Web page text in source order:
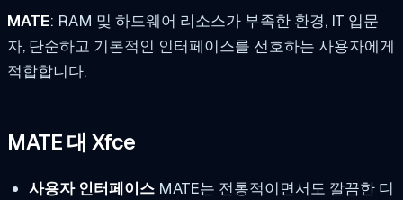
MATE: RAM 및 하드웨어 리소스가 부족한 환경, IT 입문
자, 단순하고 기본적인 인터페이스를 선호하는 사용자에게
적합합니다.
MATE 대 Xfce
사용자 인터페이스 MATE는 전통적이면서도 깔끔한 디